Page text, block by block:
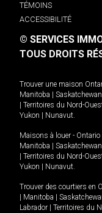
TÉMOINS
ACCESSIBILITÉ
© SERVICES
TOUS DROITS
Trouver une maison
Manitoba
Saskatchewan
Territoires du Nord-
Yukon
Nunavut.
Maisons à louer - Ontario
Manitoba
Saskatchewan
Territoires du Nord-
Yukon
Nunavut.
Trouver des courtiers en
Manitoba
Labrador
Territoires du